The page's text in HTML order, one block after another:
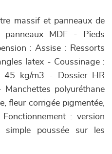
massif et panneaux de
panneaux MDF - Pieds
: Assise : Ressorts
latex - Coussinage :
45 kg/m3 - Dossier HR
polyuréthane
fleur corrigée pigmentée,
: version
simple poussée sur les